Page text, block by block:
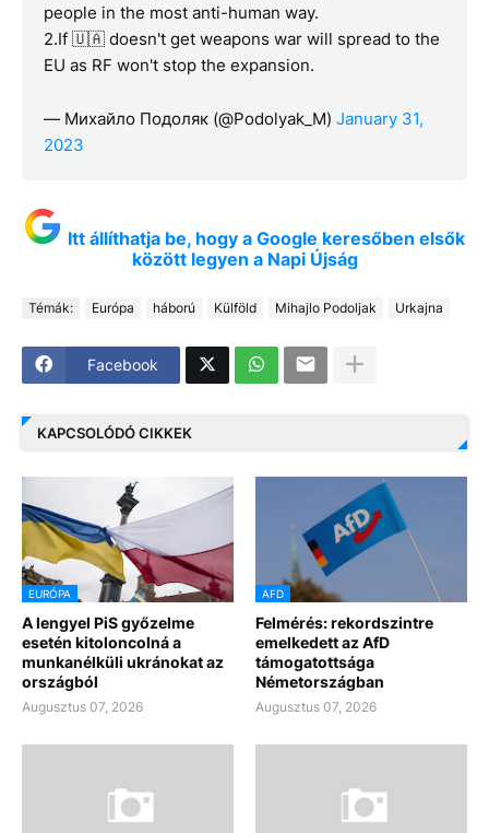
people in the most anti-human way.
2.If 🇺🇦 doesn't get weapons war will spread to the
EU as RF won't stop the expansion.
— Михайло Подоляк (@Podolyak_M) January 31,
2023
Itt állíthatja be, hogy a Google keresőben elsők
között legyen a Napi Újság
Témák: Európa háború Külföld Mihajlo Podoljak Urkajna
Facebook
KAPCSOLÓDÓ CIKKEK
EURÓPA
A lengyel PiS győzelme
esetén kitoloncolná a
munkanélküli ukránokat az
országból
Augusztus 07, 2026
AFD
Felmérés: rekordszintre
emelkedett az AfD
támogatottsága
Németországban
Augusztus 07, 2026